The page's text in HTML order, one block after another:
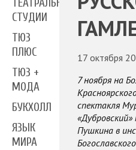
ТЕАТРАЛЬНЫЕ
СТУДИИ
ТЮЗ
ПЛЮС
ТЮЗ +
МОДА
БУКХОЛЛ
ЯЗЫК
МИРА
17 октября
7 ноября на
спектакля
Пушкина в